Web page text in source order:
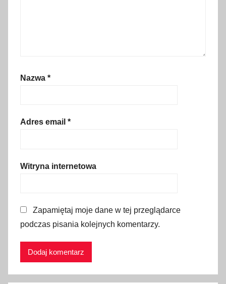
ś
d
i
a
k
Nazwa *
Adres email *
Witryna internetowa
Zapamiętaj moje dane w tej przeglądarce
podczas pisania kolejnych komentarzy.